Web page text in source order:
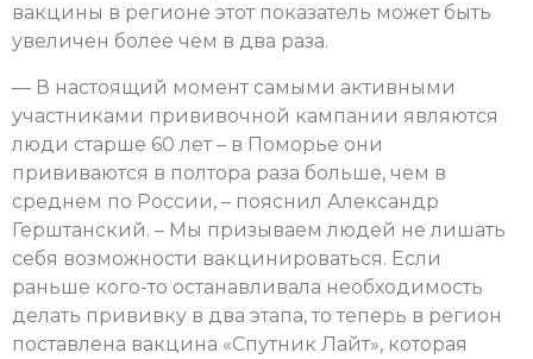
вакцины в регионе этот показатель может быть
увеличен более чем в два раза.
— В настоящий момент самыми активными
участниками прививочной кампании являются
люди старше 60 лет – в Поморье они
прививаются в полтора раза больше, чем в
среднем по России, – пояснил Александр
Герштанский. – Мы призываем людей не лишать
себя возможности вакцинироваться. Если
раньше кого-то останавливала необходимость
делать прививку в два этапа, то теперь в регион
поставлена вакцина «Спутник Лайт», которая